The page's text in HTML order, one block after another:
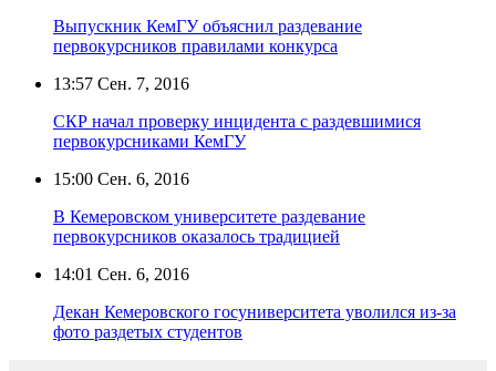
Выпускник КемГУ объяснил раздевание
первокурсников правилами конкурса
13:57 Сен. 7, 2016
СКР начал проверку инцидента с раздевшимися
первокурсниками КемГУ
15:00 Сен. 6, 2016
В Кемеровском университете раздевание
первокурсников оказалось традицией
14:01 Сен. 6, 2016
Декан Кемеровского госуниверситета уволился из-за
фото раздетых студентов